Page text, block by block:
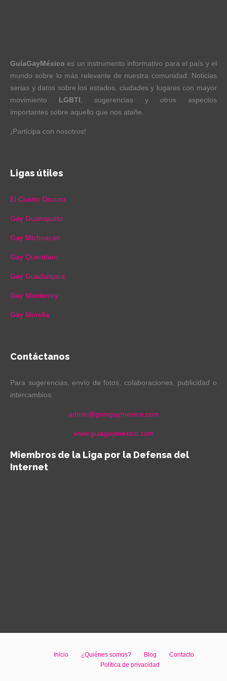
GuíaGayMéxico es un instrumento informativo para el país y el
mundo sobre lo más relevante de nuestra comunidad: Noticias
serias y datos sobre los estados, ciudades y lugares con mayor
movimiento LGBTI , sugerencias y otros aspectos
importantes sobre aquello que nos atañe.
¡Participa con nosotros!
Ligas útiles
El Cuarto Oscuro
Gay Guanajuato
Gay Michoacán
Gay Querétaro
Gay Guadalajara
Gay Monterrey
Gay Morelia
Contáctanos
Para sugerencias, envío de fotos, colaboraciones, publicidad o
intercambios:
admin@guiagaymexico.com
www.guiagaymexico.com
Miembros de la Liga por la Defensa del
Internet
Inicio ¿Quiénes somos? Blog
Contacto
Política de privacidad